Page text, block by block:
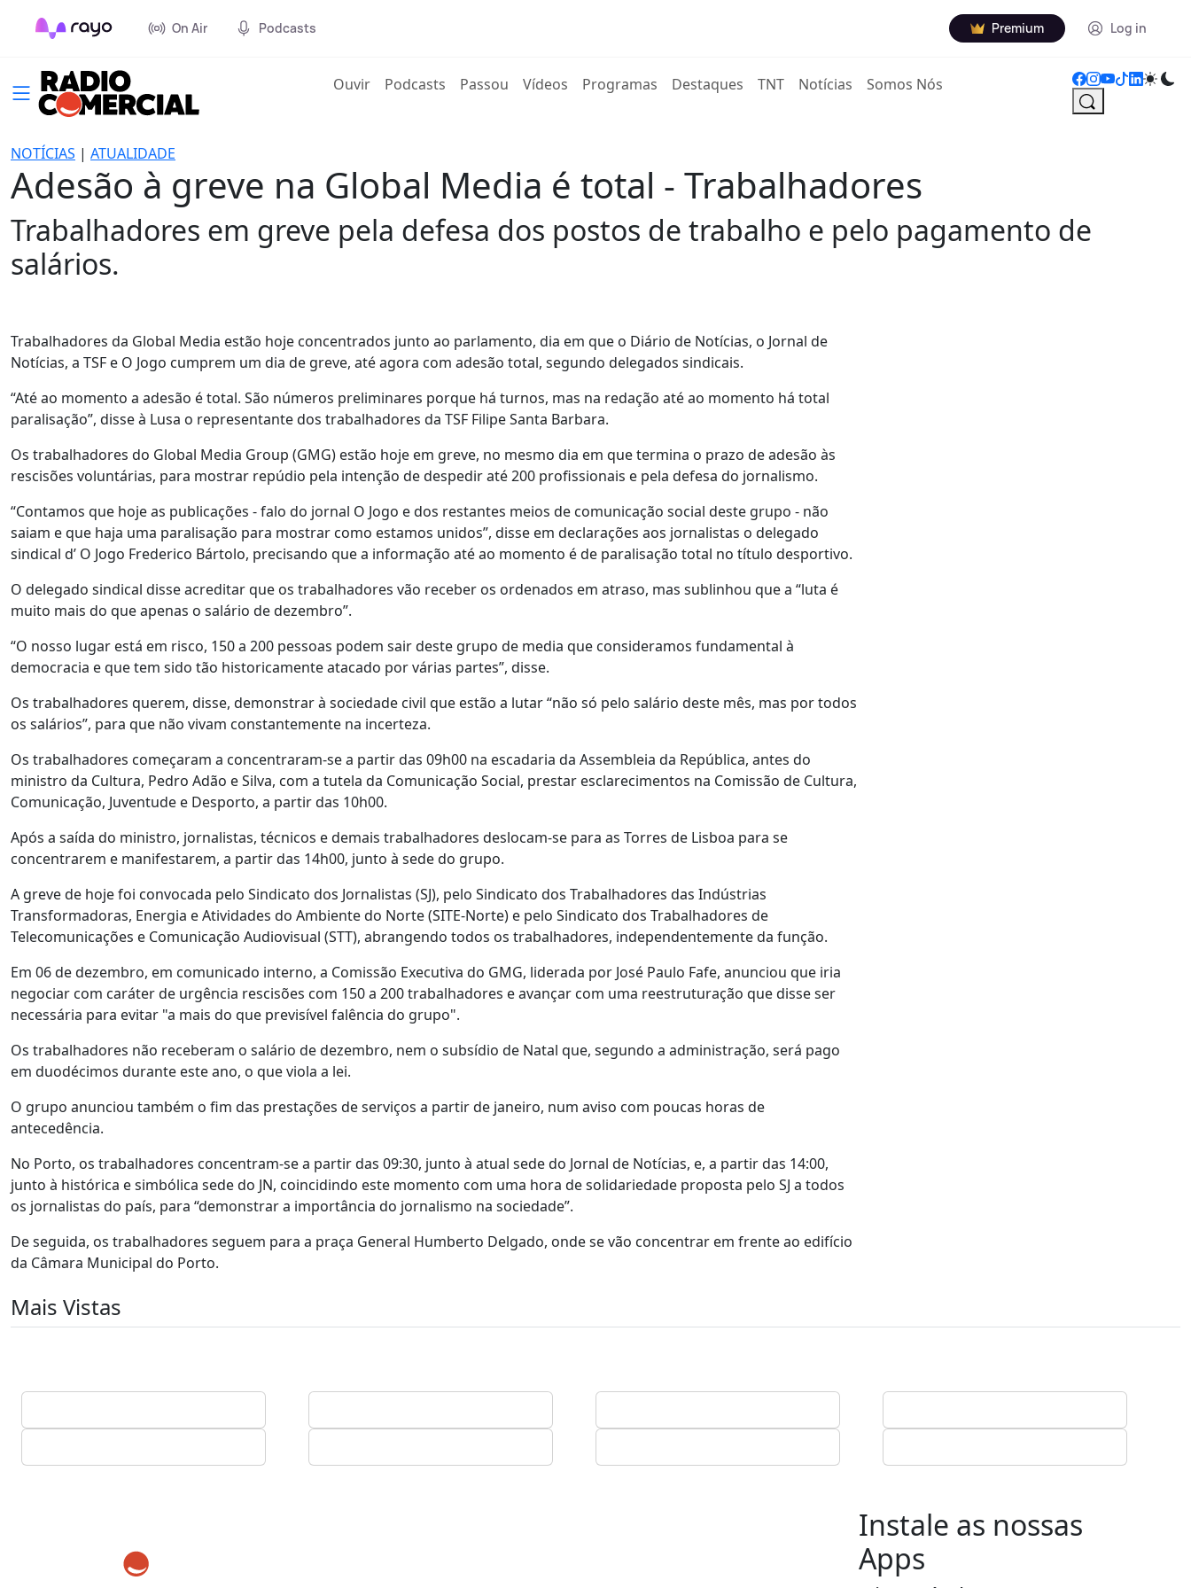
On Air Podcasts Premium Log in
Ouvir(current)
Podcasts Passou Vídeos Programas Destaques TNT Notícias Somos Nós
NOTÍCIAS | ATUALIDADE
Adesão à greve na Global Media é total - Trabalhadores
Trabalhadores em greve pela defesa dos postos de trabalho e pelo pagamento de
salários.
Trabalhadores da Global Media estão hoje concentrados junto ao parlamento, dia em que o Diário de Notícias, o Jornal de
Notícias, a TSF e O Jogo cumprem um dia de greve, até agora com adesão total, segundo delegados sindicais.
“Até ao momento a adesão é total. São números preliminares porque há turnos, mas na redação até ao momento há total
paralisação”, disse à Lusa o representante dos trabalhadores da TSF Filipe Santa Barbara.
Os trabalhadores do Global Media Group (GMG) estão hoje em greve, no mesmo dia em que termina o prazo de adesão às
rescisões voluntárias, para mostrar repúdio pela intenção de despedir até 200 profissionais e pela defesa do jornalismo.
“Contamos que hoje as publicações - falo do jornal O Jogo e dos restantes meios de comunicação social deste grupo - não
saiam e que haja uma paralisação para mostrar como estamos unidos”, disse em declarações aos jornalistas o delegado
sindical d’ O Jogo Frederico Bártolo, precisando que a informação até ao momento é de paralisação total no título desportivo.
O delegado sindical disse acreditar que os trabalhadores vão receber os ordenados em atraso, mas sublinhou que a “luta é
muito mais do que apenas o salário de dezembro”.
“O nosso lugar está em risco, 150 a 200 pessoas podem sair deste grupo de media que consideramos fundamental à
democracia e que tem sido tão historicamente atacado por várias partes”, disse.
Os trabalhadores querem, disse, demonstrar à sociedade civil que estão a lutar “não só pelo salário deste mês, mas por todos
os salários”, para que não vivam constantemente na incerteza.
Os trabalhadores começaram a concentraram-se a partir das 09h00 na escadaria da Assembleia da República, antes do
ministro da Cultura, Pedro Adão e Silva, com a tutela da Comunicação Social, prestar esclarecimentos na Comissão de Cultura,
Comunicação, Juventude e Desporto, a partir das 10h00.
Após a saída do ministro, jornalistas, técnicos e demais trabalhadores deslocam-se para as Torres de Lisboa para se
concentrarem e manifestarem, a partir das 14h00, junto à sede do grupo.
A greve de hoje foi convocada pelo Sindicato dos Jornalistas (SJ), pelo Sindicato dos Trabalhadores das Indústrias
Transformadoras, Energia e Atividades do Ambiente do Norte (SITE-Norte) e pelo Sindicato dos Trabalhadores de
Telecomunicações e Comunicação Audiovisual (STT), abrangendo todos os trabalhadores, independentemente da função.
Em 06 de dezembro, em comunicado interno, a Comissão Executiva do GMG, liderada por José Paulo Fafe, anunciou que iria
negociar com caráter de urgência rescisões com 150 a 200 trabalhadores e avançar com uma reestruturação que disse ser
necessária para evitar "a mais do que previsível falência do grupo".
Os trabalhadores não receberam o salário de dezembro, nem o subsídio de Natal que, segundo a administração, será pago
em duodécimos durante este ano, o que viola a lei.
O grupo anunciou também o fim das prestações de serviços a partir de janeiro, num aviso com poucas horas de
antecedência.
No Porto, os trabalhadores concentram-se a partir das 09:30, junto à atual sede do Jornal de Notícias, e, a partir das 14:00,
junto à histórica e simbólica sede do JN, coincidindo este momento com uma hora de solidariedade proposta pelo SJ a todos
os jornalistas do país, para “demonstrar a importância do jornalismo na sociedade”.
De seguida, os trabalhadores seguem para a praça General Humberto Delgado, onde se vão concentrar em frente ao edifício
da Câmara Municipal do Porto.
Mais Vistas
Instale as nossas
Apps